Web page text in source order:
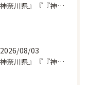
『神奈川県』『『神奈川県』『綾瀬市』『海老名市』『美容室』
2026/08/03
『神奈川県』『『神奈川県』『綾瀬市』『海老名市』『美容室』